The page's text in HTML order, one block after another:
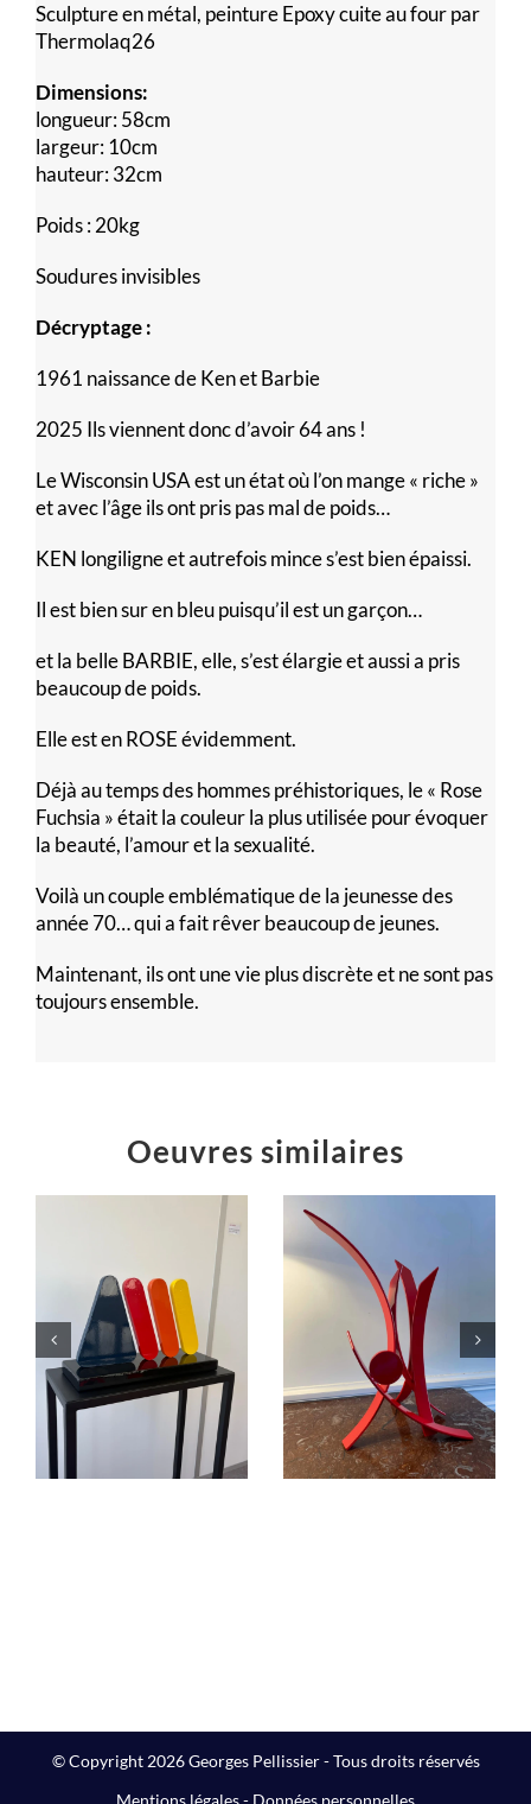
Sculpture en métal, peinture Epoxy cuite au four par
Thermolaq26
Dimensions:
longueur: 58cm
largeur: 10cm
hauteur: 32cm
Poids : 20kg
Soudures invisibles
Décryptage :
1961 naissance de Ken et Barbie
2025 Ils viennent donc d’avoir 64 ans !
Le Wisconsin USA est un état où l’on mange « riche »
et avec l’âge ils ont pris pas mal de poids…
KEN longiligne et autrefois mince s’est bien épaissi.
Il est bien sur en bleu puisqu’il est un garçon…
et la belle BARBIE, elle, s’est élargie et aussi a pris
beaucoup de poids.
Elle est en ROSE évidemment.
Déjà au temps des hommes préhistoriques, le « Rose
Fuchsia » était la couleur la plus utilisée pour évoquer
la beauté, l’amour et la sexualité.
Voilà un couple emblématique de la jeunesse des
année 70… qui a fait rêver beaucoup de jeunes.
Maintenant, ils ont une vie plus discrète et ne sont pas
toujours ensemble.
Oeuvres similaires
Éruption
jaillissement
rouge
Sculptures
« L’équilibre
dans le Cosmos.
C’est la fête !… »
Sculptures
© Copyright 2026 Georges Pellissier - Tous droits réservés